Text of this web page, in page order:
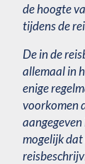
de hoogte
tijdens de
De in de
allemaal in
enige
voorkomen
mogelijk dat